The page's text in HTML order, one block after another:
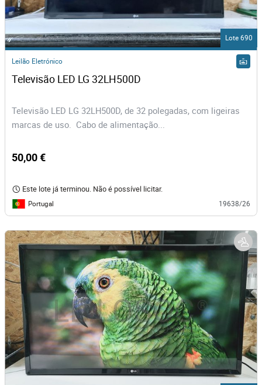
Lote 690
Leilão Eletrónico
Televisão LED LG 32LH500D
Televisão LED LG 32LH500D, de 32 polegadas, com ligeiras
marcas de uso. Cabo de alimentação...
50,00 €
Este lote já terminou. Não é possível licitar.
Portugal 19638/26